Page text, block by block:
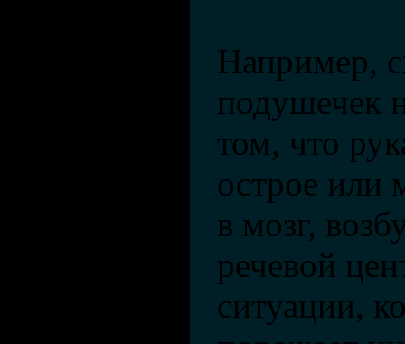
Например,
подушечек
том, что
острое или
в мозг,
речевой
ситуации,